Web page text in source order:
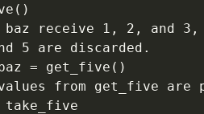
receive 1, 2, and
5 are discarded.
= get_five()
from get_five are
take_five